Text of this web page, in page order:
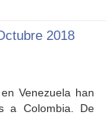
2018
Venezuela han
a Colombia. De